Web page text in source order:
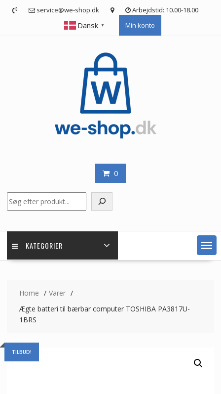
service@we-shop.dk Arbejdstid: 10.00-18.00
Dansk ▼ Min konto
0
KATEGORIER
Home
Varer
Ægte batteri til bærbar computer TOSHIBA PA3817U-
1BRS
TILBUD!